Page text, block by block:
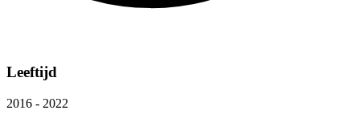
Leeftijd
2016 - 2022